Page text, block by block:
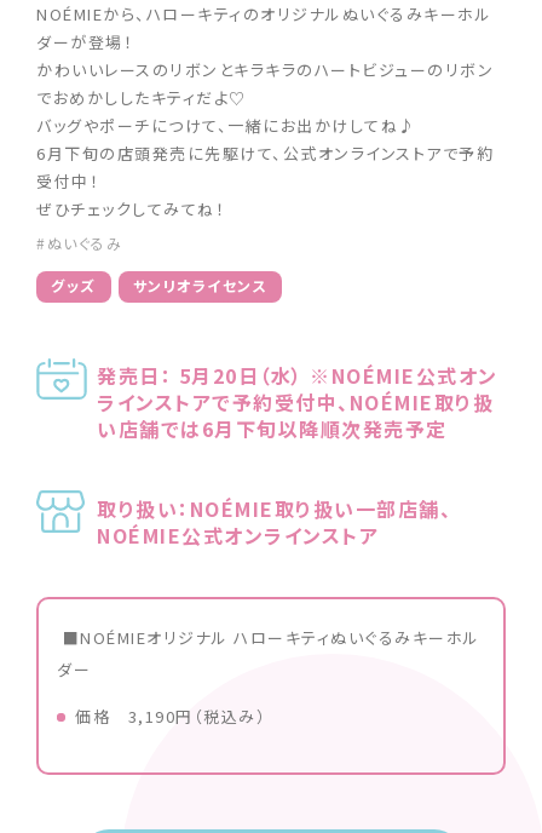
NOÉMIEから、ハローキティのオリジナルぬいぐるみキーホル
ダーが登場！
かわいいレースのリボンとキラキラのハートビジューのリボン
でおめかししたキティだよ♡
バッグやポーチにつけて、一緒にお出かけしてね♪
6月下旬の店頭発売に先駆けて、公式オンラインストアで予約
受付中！
ぜひチェックしてみてね！
#ぬいぐるみ
グッズ サンリオライセンス
発売日： 5月20日（水） ※NOÉMIE公式オン
ラインストアで予約受付中、NOÉMIE取り扱
い店舗では6月下旬以降順次発売予定
取り扱い：NOÉMIE取り扱い一部店舗、
NOÉMIE公式オンラインストア
■NOÉMIEオリジナル ハローキティぬいぐるみキーホル
ダー
価格 3,190円（税込み）